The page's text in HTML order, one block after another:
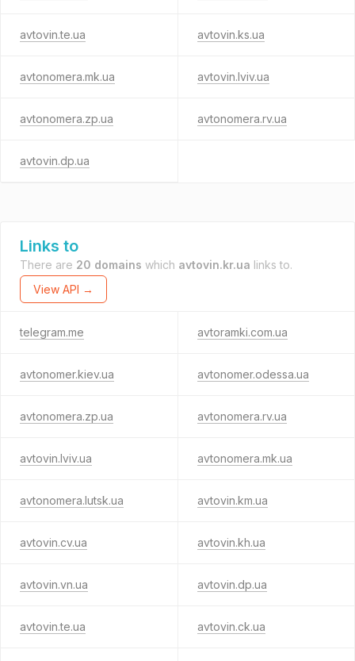
avtovin.te.ua avtovin.ks.ua
avtonomera.mk.ua avtovin.lviv.ua
avtonomera.zp.ua avtonomera.rv.ua
avtovin.dp.ua
Links to
There are 20 domains which avtovin.kr.ua links to.
View API →
telegram.me avtoramki.com.ua
avtonomer.kiev.ua avtonomer.odessa.ua
avtonomera.zp.ua avtonomera.rv.ua
avtovin.lviv.ua avtonomera.mk.ua
avtonomera.lutsk.ua avtovin.km.ua
avtovin.cv.ua avtovin.kh.ua
avtovin.vn.ua avtovin.dp.ua
avtovin.te.ua avtovin.ck.ua